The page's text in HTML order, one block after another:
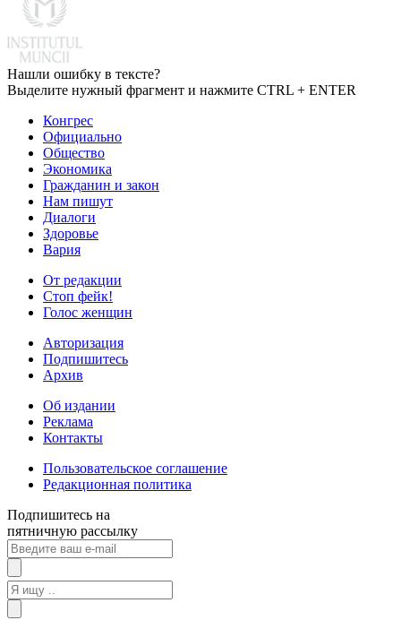
Нашли ошибку в тексте?
Выделите нужный фрагмент и нажмите CTRL + ENTER
Конгрес
Официально
Общество
Экономика
Гражданин и закон
Нам пишут
Диалоги
Здоровье
Вария
От редакции
Стоп фейк!
Голос женщин
Авторизация
Подпишитесь
Архив
Об издании
Реклама
Контакты
Пользовательское соглашение
Редакционная политика
Подпишитесь на
пятничную рассылку